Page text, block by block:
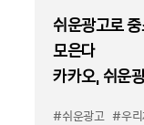
쉬운광고로
모은다
카카오, 쉬운
#쉬운광고 #우리